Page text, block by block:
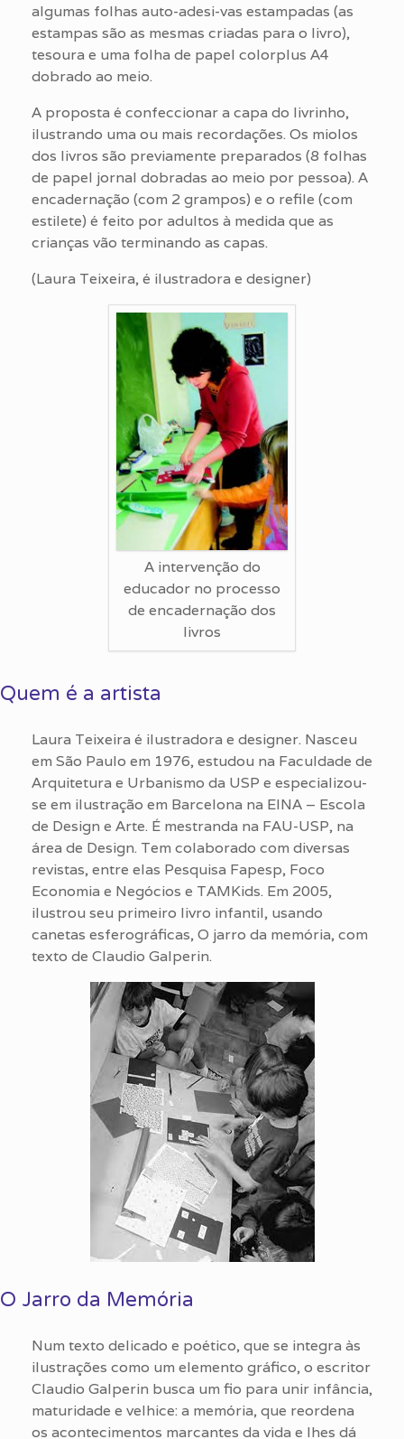
algumas folhas auto-adesi-vas estampadas (as
estampas são as mesmas criadas para o livro),
tesoura e uma folha de papel colorplus A4
dobrado ao meio.
A proposta é confeccionar a capa do livrinho,
ilustrando uma ou mais recordações. Os miolos
dos livros são previamente preparados (8 folhas
de papel jornal dobradas ao meio por pessoa). A
encadernação (com 2 grampos) e o refile (com
estilete) é feito por adultos à medida que as
crianças vão terminando as capas.
(Laura Teixeira, é ilustradora e designer)
A intervenção do
educador no processo
de encadernação dos
livros
Quem é a artista
Laura Teixeira é ilustradora e designer. Nasceu
em São Paulo em 1976, estudou na Faculdade de
Arquitetura e Urbanismo da USP e especializou-
se em ilustração em Barcelona na EINA – Escola
de Design e Arte. É mestranda na FAU-USP, na
área de Design. Tem colaborado com diversas
revistas, entre elas Pesquisa Fapesp, Foco
Economia e Negócios e TAMKids. Em 2005,
ilustrou seu primeiro livro infantil, usando
canetas esferográficas, O jarro da memória, com
texto de Claudio Galperin.
O Jarro da Memória
Num texto delicado e poético, que se integra às
ilustrações como um elemento gráfico, o escritor
Claudio Galperin busca um fio para unir infância,
maturidade e velhice: a memória, que reordena
os acontecimentos marcantes da vida e lhes dá